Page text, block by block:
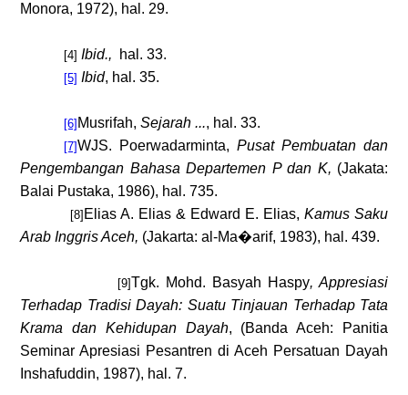
Monora, 1972), hal. 29.
[4] Ibid., hal. 33.
[5] Ibid, hal. 35.
[6] Musrifah, Sejarah ..., hal. 33.
[7]WJS. Poerwadarminta, Pusat Pembuatan dan
Pengembangan Bahasa Departemen P dan K, (Jakata:
Balai Pustaka, 1986), hal. 735.
[8] Elias A. Elias & Edward E. Elias, Kamus Saku
Arab Inggris Aceh, (Jakarta: al-Ma�arif, 1983), hal . 439.
[9]Tgk. Mohd. Basyah Haspy, Appresiasi
Terhadap Tradisi Dayah: Suatu Tinjauan Terhadap Tata
Krama dan Kehidupan Dayah, (Banda Aceh: Panitia
Seminar Apresiasi Pesantren di Aceh Persatuan Dayah
Inshafuddin, 1987), hal. 7.